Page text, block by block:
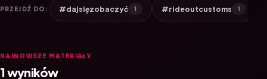
PRZEJDŹ DO: #dajsięzobaczyć 1 #rideoutcustoms 1
NAJNOWSZE MATERIAŁY
1 wyników